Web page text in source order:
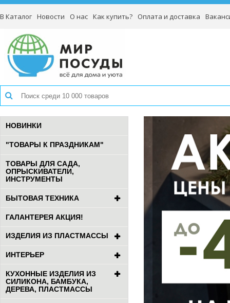
В Каталог Новости О нас Как купить? Оплата и доставка
НОВИНКИ
"ТОВАРЫ К ПРАЗДНИКАМ"
ТОВАРЫ ДЛЯ САДА,
ОПРЫСКИВАТЕЛИ,
ИНСТРУМЕНТЫ
БЫТОВАЯ ТЕХНИКА
ГАЛАНТЕРЕЯ АКЦИЯ!
ИЗДЕЛИЯ ИЗ ПЛАСТМАССЫ
ИНТЕРЬЕР
КУХОННЫЕ ИЗДЕЛИЯ ИЗ
СИЛИКОНА, БАМБУКА,
ДЕРЕВА, ПЛАСТМАССЫ